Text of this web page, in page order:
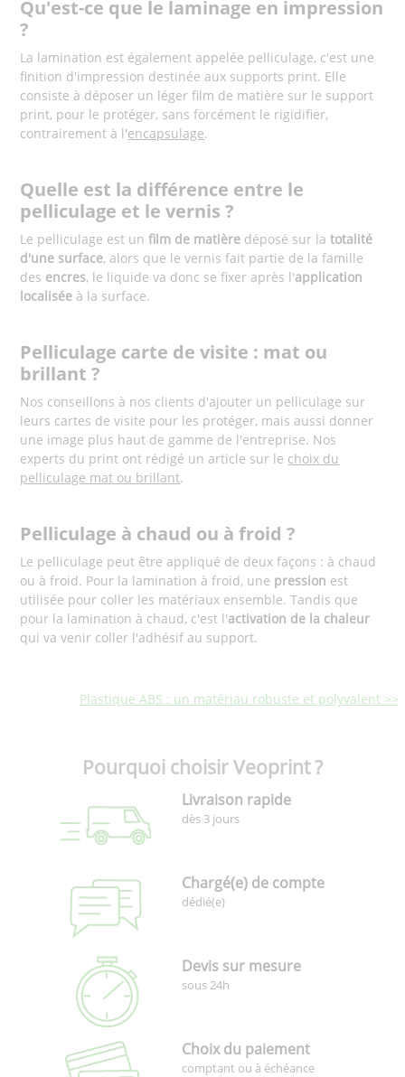
Qu'est-ce que le laminage en impression
?
La lamination est également appelée pelliculage, c'est une
finition d'impression destinée aux supports print. Elle
consiste à déposer un léger film de matière sur le support
print, pour le protéger, sans forcément le rigidifier,
contrairement à l'encapsulage.
Quelle est la différence entre le
pelliculage et le vernis ?
Le pelliculage est unfilm de matière déposé sur latotalité
d'une surface, alors que le vernis fait partie de la famille
des encres, le liquide va donc se fixer après l'application
localisée à la surface.
Pelliculage carte de visite : mat ou
brillant ?
Nos conseillons à nos clients d'ajouter un pelliculage sur
leurs cartes de visite pour les protéger, mais aussi donner
une image plus haut de gamme de l'entreprise. Nos
experts du print ont rédigé un article sur le choix du
pelliculage mat ou brillant.
Pelliculage à chaud ou à froid ?
Le pelliculage peut être appliqué de deux façons : à chaud
ou à froid. Pour la lamination à froid, une pression est
utilisée pour coller les matériaux ensemble. Tandis que
pour la lamination à chaud, c'est l'activation de la chaleur
qui va venir coller l'adhésif au support.
Plastique ABS : un matériau robuste et polyvalent >>
Pourquoi choisir Veoprint ?
Livraison rapide
dès 3 jours
Chargé(e) de compte
dédié(e)
Devis sur mesure
sous 24h
Choix du paiement
comptant ou à échéance